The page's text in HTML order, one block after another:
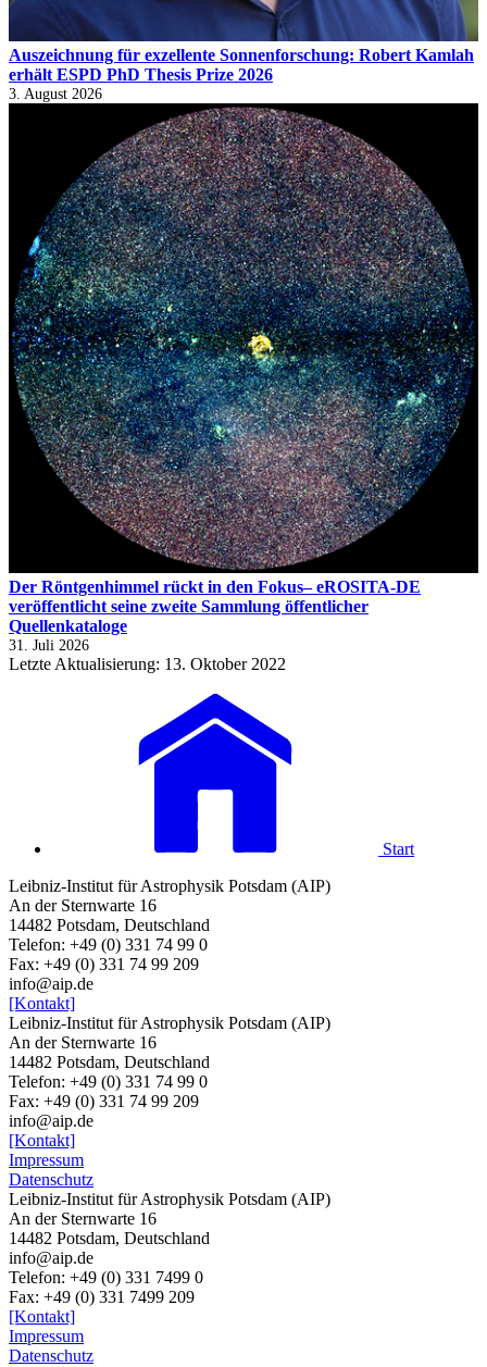
Auszeichnung für exzellente Sonnenforschung: Robert Kamlah
erhält ESPD PhD Thesis Prize 2026
3. August 2026
Der Röntgenhimmel rückt in den Fokus– eROSITA-DE
veröffentlicht seine zweite Sammlung öffentlicher
Quellenkataloge
31. Juli 2026
Letzte Aktualisierung: 13. Oktober 2022
Start
Leibniz-Institut für Astrophysik Potsdam (AIP)
An der Sternwarte 16
14482 Potsdam, Deutschland
Telefon: +49 (0) 331 74 99 0
Fax: +49 (0) 331 74 99 209
info@aip.de
[Kontakt]
Leibniz-Institut für Astrophysik Potsdam (AIP)
An der Sternwarte 16
14482 Potsdam, Deutschland
Telefon: +49 (0) 331 74 99 0
Fax: +49 (0) 331 74 99 209
info@aip.de
[Kontakt]
Impressum
Datenschutz
Leibniz-Institut für Astrophysik Potsdam (AIP)
An der Sternwarte 16
14482 Potsdam, Deutschland
info@aip.de
Telefon: +49 (0) 331 7499 0
Fax: +49 (0) 331 7499 209
[Kontakt]
Impressum
Datenschutz